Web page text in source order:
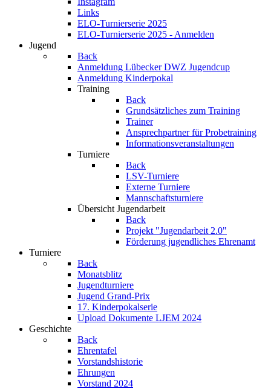
Links
ELO-Turnierserie 2025
ELO-Turnierserie 2025 - Anmelden
Jugend
Back
Anmeldung Lübecker DWZ Jugendcup
Anmeldung Kinderpokal
Training
Back
Grundsätzliches zum Training
Trainer
Ansprechpartner für Probetraining
Informationsveranstaltungen
Turniere
Back
LSV-Turniere
Externe Turniere
Mannschaftsturniere
Übersicht Jugendarbeit
Back
Projekt "Jugendarbeit 2.0"
Förderung jugendliches Ehrenamt
Turniere
Back
Monatsblitz
Jugendturniere
Jugend Grand-Prix
17. Kinderpokalserie
Upload Dokumente LJEM 2024
Geschichte
Back
Ehrentafel
Vorstandshistorie
Ehrungen
Vorstand 2024